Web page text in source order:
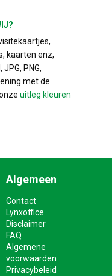
kaarten enz,
PNG,
met de
uitleg kleuren
Algemeen
Contact
Lynxoffice
Disclaimer
FAQ
Algemene
voorwaarden
Privacybeleid